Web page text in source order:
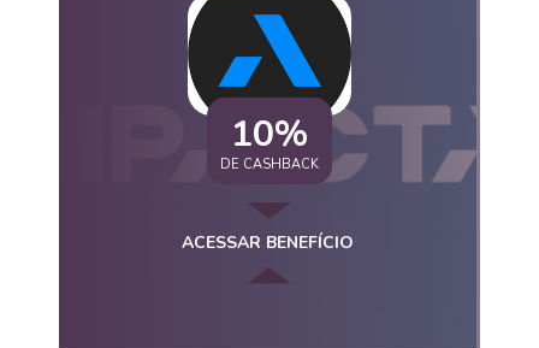
10%
DE CASHBACK
ACESSAR BENEFÍCIO